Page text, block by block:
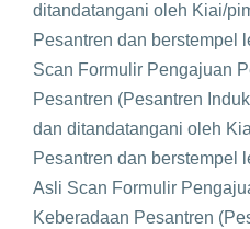
ditandatangani oleh Kiai/
Pesantren dan berstempel
Scan Formulir Pengajuan
Pesantren (Pesantren
dan ditandatangani oleh
Pesantren dan berstempel
Asli Scan Formulir
Keberadaan Pesantren